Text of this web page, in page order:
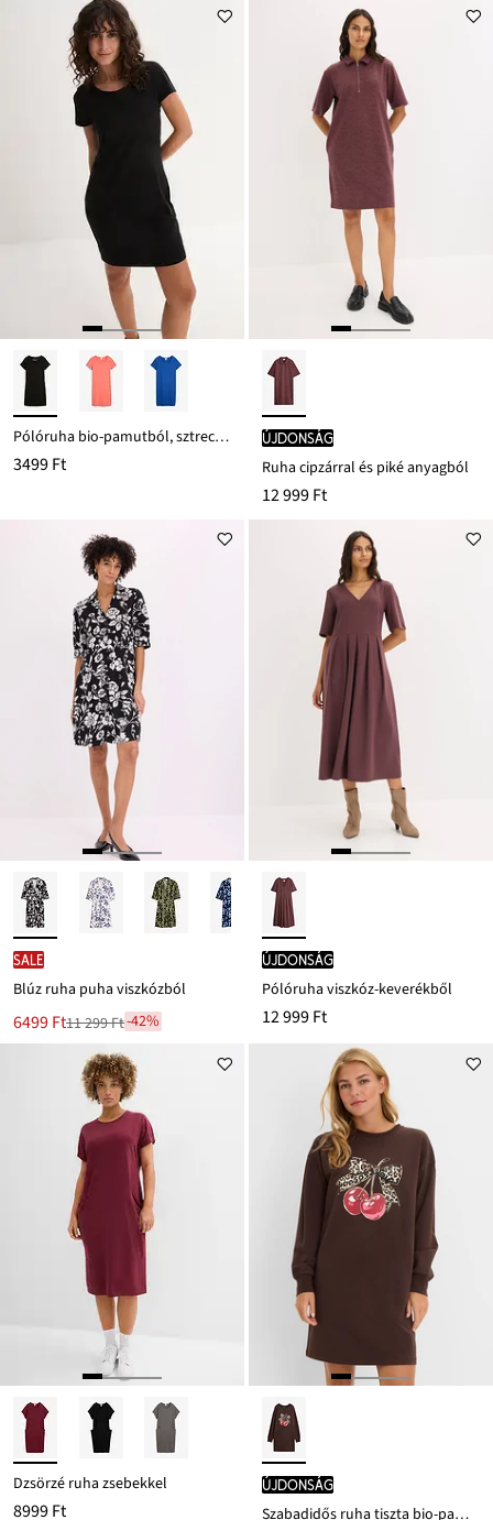
Pólóruha bio-pamutból, sztreccs anyaggal
3499 Ft
újdonság
Ruha cipzárral és piké anyagból
12 999 Ft
SALE
Blúz ruha puha viszkózból
Új
ár
6499 Ft
Leárazva11 299 Ft-42%
újdonság
Pólóruha viszkóz-keverékből
12 999 Ft
Dzsörzé ruha zsebekkel
8999 Ft
újdonság
Szabadidős ruha tiszta bio-pamutból